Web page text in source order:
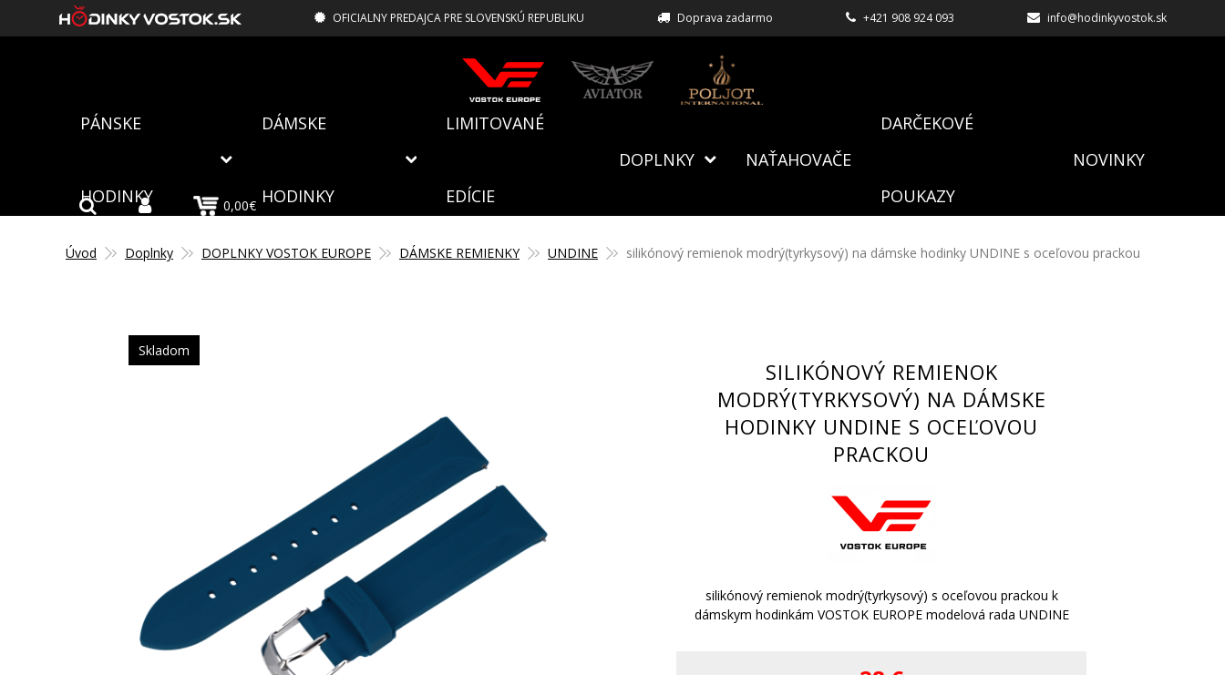
OFICIALNY PREDAJCA PRE SLOVENSKÚ REPUBLIKU Doprava zadarmo +421 908 924 093 info@hodinkyvostok.sk
PÁNSKE
HODINKY
DÁMSKE
HODINKY
LIMITOVANÉ
EDÍCIE
DOPLNKY NAŤAHOVAČE
DARČEKOVÉ
POUKAZY
NOVINKY
0,00€
Úvod Doplnky DOPLNKY VOSTOK EUROPE DÁMSKE REMIENKY UNDINE silikónový remienok modrý(tyrkysový) na dámske hodinky UNDINE s oceľovou prackou
Skladom
SILIKÓNOVÝ REMIENOK
MODRÝ(TYRKYSOVÝ) NA DÁMSKE
HODINKY UNDINE S OCEĽOVOU
PRACKOU
silikónový remienok modrý(tyrkysový) s oceľovou prackou k
dámskym hodinkám VOSTOK EUROPE modelová rada UNDINE